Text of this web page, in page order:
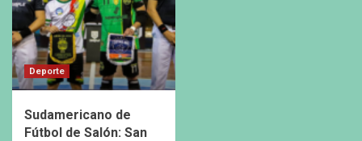
Deporte
Sudamericano de
Fútbol de Salón: San